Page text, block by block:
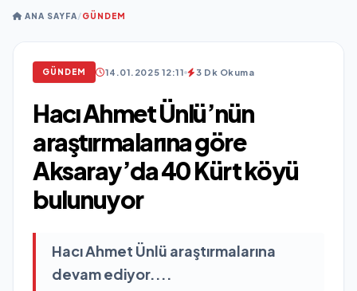
ANA SAYFA/GÜNDEM
GÜNDEM 14.01.2025 12:11 3 Dk Okuma
Hacı Ahmet Ünlü’nün
araştırmalarına göre
Aksaray’da 40 Kürt köyü
bulunuyor
Hacı Ahmet Ünlü araştırmalarına
devam ediyor....